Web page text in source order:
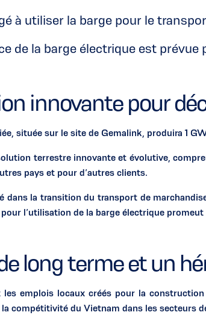
à utiliser la barge pour le
de la barge électrique est
innovante pour
située sur le site de Gemalink, produira 1
terrestre innovante et évolutive,
pays et pour d’autres clients.
dans la transition du transport de
l’utilisation de la barge électrique
long terme et un
les emplois locaux créés pour la
compétitivité du Vietnam dans les secteurs